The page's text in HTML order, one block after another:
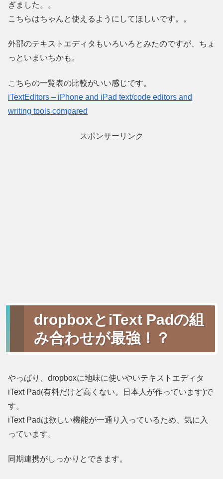
ぎました。。
こちらはちゃんと使えるようにしてほしいです。。
外部のテキストエディタもいろいろとみたのですが、ちょ
っといまいちかも。
こちらの一覧表の比較がいい感じです。
iTextEditors – iPhone and iPad text/code editors and
writing tools compared
スポンサーリンク
dropboxとiText Padの組
み合わせが最強！？
やっぱり、dropboxに地味に使いやいテキストエディタ
iText Pad(有料だけど高くない。日本人が作っています)で
す。
iText Padは欲しい機能が一通り入っているため、気に入
っています。
同期連携がしっかりとできます。